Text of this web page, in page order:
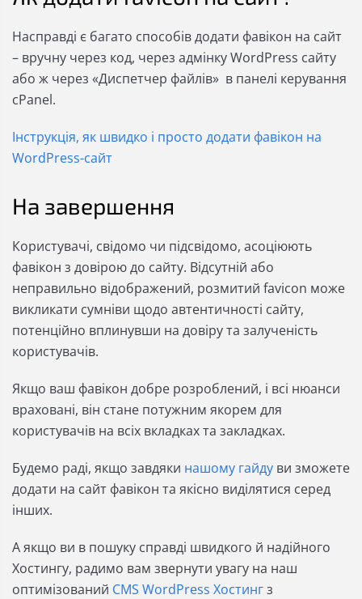
Насправді є багато способів додати фавікон на сайт
– вручну через код, через адмінку WordPress сайту
або ж через «Диспетчер файлів» в панелі керування
cPanel.
Інструкція, як швидко і просто додати фавікон на
WordPress-сайт
На завершення
Користувачі, свідомо чи підсвідомо, асоціюють
фавікон з довірою до сайту. Відсутній або
неправильно відображений, розмитий favicon може
викликати сумніви щодо автентичності сайту,
потенційно вплинувши на довіру та залученість
користувачів.
Якщо ваш фавікон добре розроблений, і всі нюанси
враховані, він стане потужним якорем для
користувачів на всіх вкладках та закладках.
Будемо раді, якщо завдяки нашому гайду ви зможете
додати на сайт фавікон та якісно виділятися серед
інших.
А якщо ви в пошуку справді швидкого й надійного
Хостингу, радимо вам звернути увагу на наш
оптимізований CMS WordPress Хостингз